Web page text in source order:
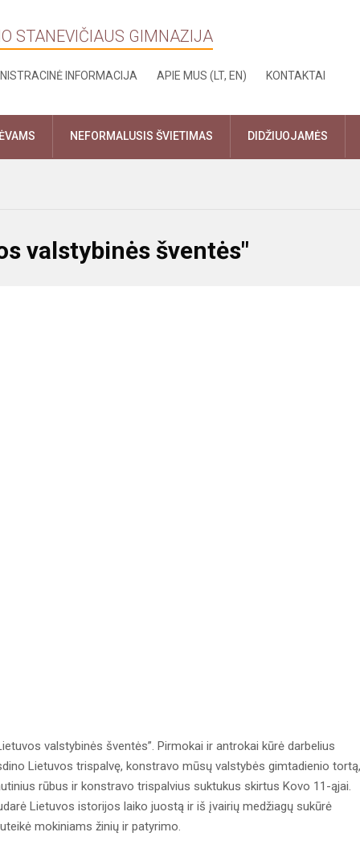
STANEVIČIAUS GIMNAZIJA
INFORMACIJA APIE MUS (LT, EN) KONTAKTAI
NEFORMALUSIS ŠVIETIMAS DIDŽIUOJAMĖS
valstybinės šventės"
valstybinės šventės”. Pirmokai ir antrokai kūrė darbelius
Lietuvos trispalvę, konstravo mūsų valstybės gimtadienio tortą,
rūbus ir konstravo trispalvius suktukus skirtus Kovo 11-ąjai.
Lietuvos istorijos laiko juostą ir iš įvairių medžiagų sukūrė
mokiniams žinių ir patyrimo.